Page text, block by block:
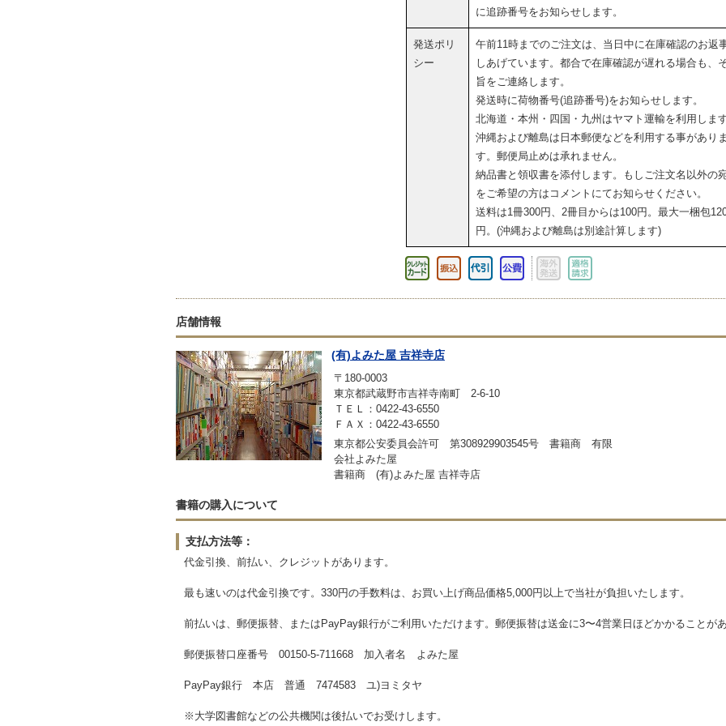
に追跡番号をお知らせします。
発送ポリ
シー
午前11時までのご注文は、当日中に在庫確認のお返
しあげています。都合で在庫確認が遅れる場合も、
旨をご連絡します。
発送時に荷物番号(追跡番号)をお知らせします。
北海道・本州・四国・九州はヤマト運輸を利用します
沖縄および離島は日本郵便などを利用する事がありま
す。郵便局止めは承れません。
納品書と領収書を添付します。もしご注文名以外の
をご希望の方はコメントにてお知らせください。
送料は1冊300円、2冊目からは100円。最大一梱包
円。(沖縄および離島は別途計算します)
店舗情報
(有)よみた屋 吉祥寺店
〒180-0003
東京都武蔵野市吉祥寺南町 2-6-10
ＴＥＬ：0422-43-6550
ＦＡＸ：0422-43-6550
東京都公安委員会許可 第308929903545号 書籍商 有限
会社よみた屋
書籍商 (有)よみた屋 吉祥寺店
書籍の購入について
支払方法等：
代金引換、前払い、クレジットがあります。
最も速いのは代金引換です。330円の手数料は、お買い上げ商品価格5,000円以上で当社が負担いたします。
前払いは、郵便振替、またはPayPay銀行がご利用いただけます。郵便振替は送金に3〜4営業日ほどかかることがあ
郵便振替口座番号 00150-5-711668 加入者名 よみた屋
PayPay銀行 本店 普通 7474583 ユ)ヨミタヤ
※大学図書館などの公共機関は後払いでお受けします。